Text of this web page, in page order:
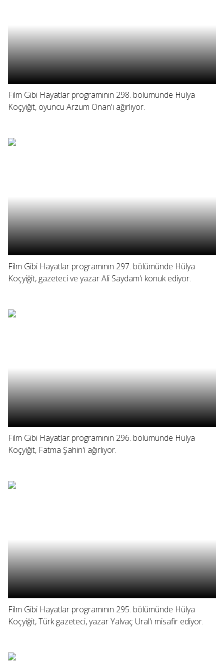
Film Gibi Hayatlar programının 298. bölümünde Hülya
Koçyiğit, oyuncu Arzum Onan'ı ağırlıyor.
Film Gibi Hayatlar programının 297. bölümünde Hülya
Koçyiğit, gazeteci ve yazar Ali Saydam'ı konuk ediyor.
Film Gibi Hayatlar programının 296. bölümünde Hülya
Koçyiğit, Fatma Şahin'i ağırlıyor.
Film Gibi Hayatlar programının 295. bölümünde Hülya
Koçyiğit, Türk gazeteci, yazar Yalvaç Ural'ı misafir ediyor.